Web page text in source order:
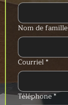
Nom de famille
Courriel*
Téléphone*